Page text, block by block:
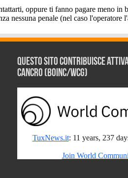
Questo sito contribuisce
Cancro (BOINC/WCG)